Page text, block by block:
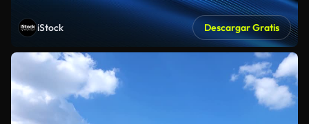
iStock Descargar Gratis